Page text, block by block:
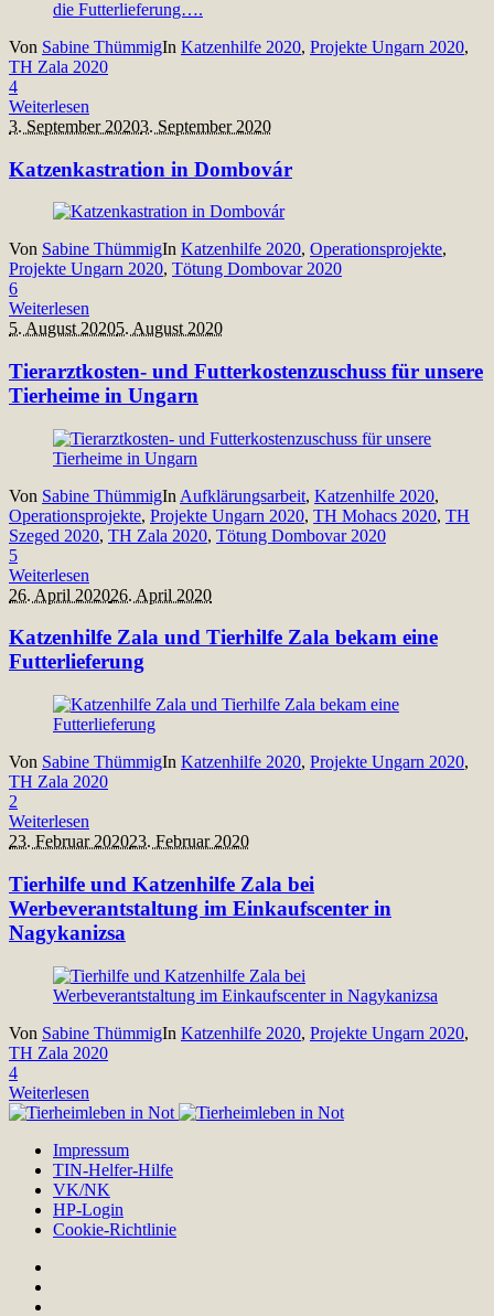
Von Sabine ThümmigIn Katzenhilfe 2020, Projekte Ungarn 2020,
TH Zala 2020
4
Weiterlesen
3. September 20203. September 2020
Katzenkastration in Dombovár
Von Sabine ThümmigIn Katzenhilfe 2020, Operationsprojekte,
Projekte Ungarn 2020, Tötung Dombovar 2020
6
Weiterlesen
5. August 20205. August 2020
Tierarztkosten- und Futterkostenzuschuss für unsere
Tierheime in Ungarn
Von Sabine ThümmigIn Aufklärungsarbeit, Katzenhilfe 2020,
Operationsprojekte, Projekte Ungarn 2020, TH Mohacs 2020, TH
Szeged 2020, TH Zala 2020, Tötung Dombovar 2020
5
Weiterlesen
26. April 202026. April 2020
Katzenhilfe Zala und Tierhilfe Zala bekam eine
Futterlieferung
Von Sabine ThümmigIn Katzenhilfe 2020, Projekte Ungarn 2020,
TH Zala 2020
2
Weiterlesen
23. Februar 202023. Februar 2020
Tierhilfe und Katzenhilfe Zala bei
Werbeverantstaltung im Einkaufscenter in
Nagykanizsa
Von Sabine ThümmigIn Katzenhilfe 2020, Projekte Ungarn 2020,
TH Zala 2020
4
Weiterlesen
Impressum
TIN-Helfer-Hilfe
VK/NK
HP-Login
Cookie-Richtlinie